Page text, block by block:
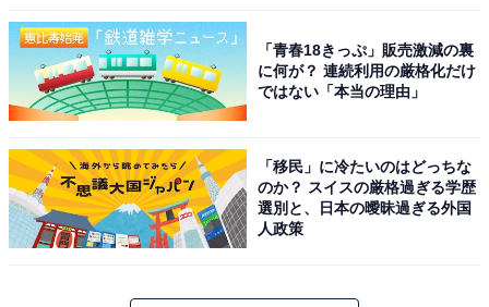
「青春18きっぷ」販売激減の裏
に何が？ 連続利用の厳格化だけ
ではない「本当の理由」
「移民」に冷たいのはどっちな
のか？ スイスの厳格過ぎる学歴
選別と、日本の曖昧過ぎる外国
人政策